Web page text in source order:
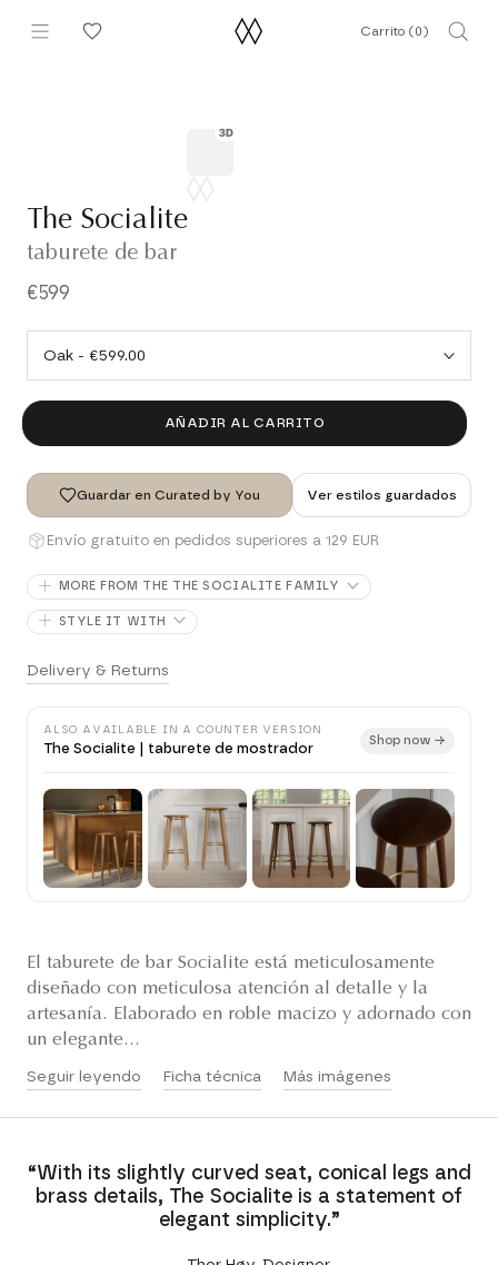
Carrito (0)
The Socialite
taburete de bar
€599
El taburete de bar Socialite está meticulosamente
diseñado con meticulosa atención al detalle y la
artesanía. Elaborado en roble macizo y adornado con
un elegante...
Seguir leyendo Ficha técnica Más imágenes
AÑADIR AL CARRITO
Guardar en Curated by You Ver estilos guardados
Envío gratuito en pedidos superiores a 129 EUR
MORE FROM THE THE SOCIALITE FAMILY
STYLE IT WITH
Delivery & Returns
ALSO AVAILABLE IN A COUNTER VERSION
The Socialite | taburete de mostrador
Shop now →
“With its slightly curved seat, conical legs and
brass details, The Socialite is a statement of
elegant simplicity.”